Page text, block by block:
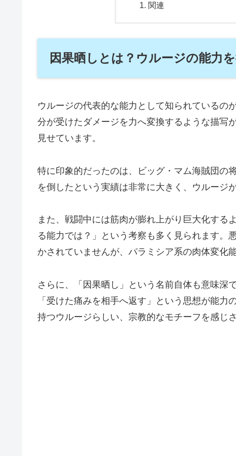
関連
因果晒しとは？ウルージの能力
ウルージの代表的な能力として知られているの
分が受けたダメージを力へ変換するような描写
見せています。
特に印象的だったのは、ビッグ・マム海賊団の
を倒したという実績は非常に大きく、ウルージ
また、戦闘中には筋肉が膨れ上がり巨大化する
る能力では？」という考察も多く見られます。
かされていませんが、パラミシア系の肉体変化
さらに、「因果晒し」という名前自体も意味深
「受けた痛みを相手へ返す」という思想が能
持つウルージらしい、宗教的なモチーフを感じ